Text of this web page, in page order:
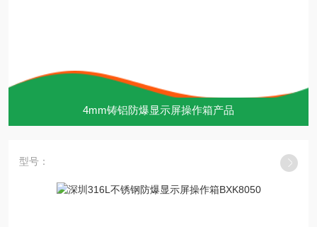
4mm铸铝防爆显示屏操作箱产品
型号：